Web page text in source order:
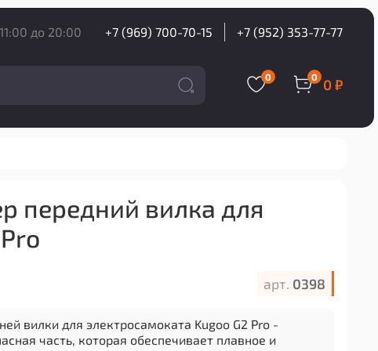
до 20:00 +7 (969) 700-70-15 +7 (952) 353-77-77
0 0 0 ₽
арт. 0398
передний вилка для
вилки для электросамоката Kugoo G2 Pro -
часть, которая обеспечивает плавное и